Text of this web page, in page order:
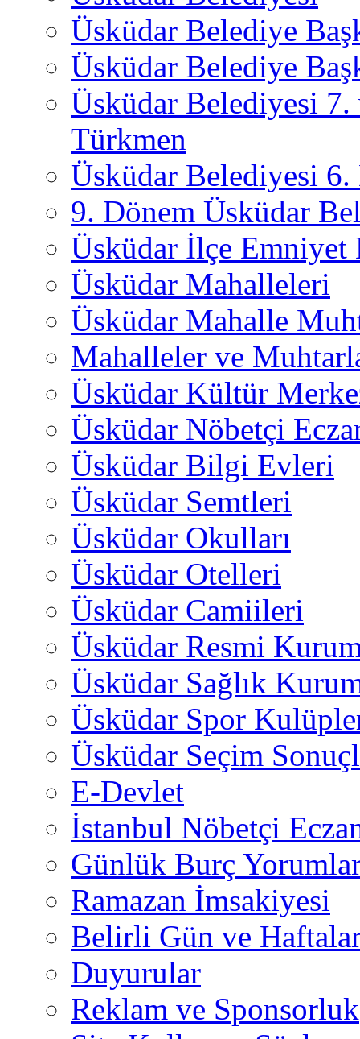
Üsküdar Belediye
Üsküdar Belediye
Üsküdar Belediyesi
Türkmen
Üsküdar Belediyesi 6.
9. Dönem Üsküdar
Üsküdar İlçe
Üsküdar Mahalleleri
Üsküdar Mahalle
Mahalleler ve
Üsküdar Kültür
Üsküdar Nöbetçi
Üsküdar Bilgi Evleri
Üsküdar Semtleri
Üsküdar Okulları
Üsküdar Otelleri
Üsküdar Camiileri
Üsküdar Resmi
Üsküdar Sağlık
Üsküdar Spor
Üsküdar Seçim
E-Devlet
İstanbul Nöbetçi
Günlük Burç
Ramazan İmsakiyesi
Belirli Gün ve
Duyurular
Reklam ve Sponsorluk